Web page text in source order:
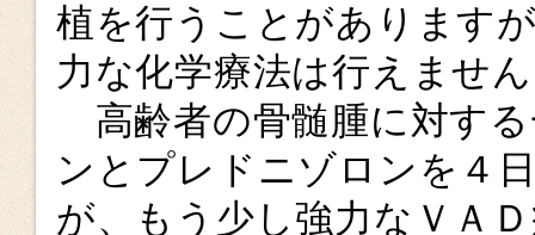
植を行うことがあります
力な化学療法は行えませ
高齢者の骨髄腫に対す
ンとプレドニゾロンを４
が、もう少し強力なＶＡ